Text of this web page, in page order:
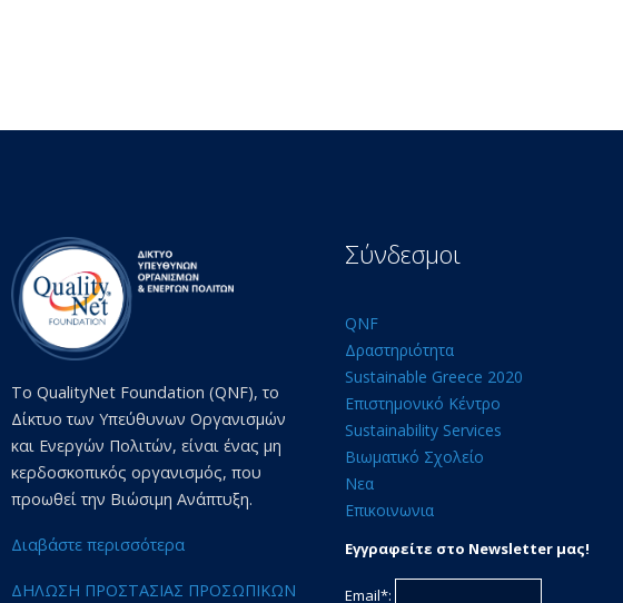
Το QualityNet Foundation (QNF), το
Δίκτυο των Υπεύθυνων Οργανισμών
και Ενεργών Πολιτών, είναι ένας μη
κερδοσκοπικός οργανισμός, που
προωθεί την Βιώσιμη Ανάπτυξη.
Διαβάστε περισσότερα
ΔΗΛΩΣΗ ΠΡΟΣΤΑΣΙΑΣ ΠΡΟΣΩΠΙΚΩΝ
Σύνδεσμοι
QNF
Δραστηριότητα
Sustainable Greece 2020
Επιστημονικό Κέντρο
Sustainability Services
Βιωματικό Σχολείο
Νεα
Επικοινωνια
Εγγραφείτε στο Newsletter μας!
Email*: